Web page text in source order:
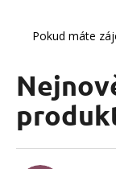
Pokud máte